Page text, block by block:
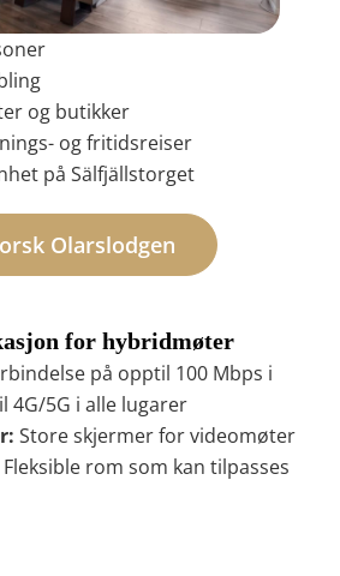
og butikker
og fritidsreiser
på Sälfjällstorget
Olarslodgen
for hybridmøter
på opptil 100 Mbps i
4G/5G i alle lugarer
Store skjermer for videomøter
Fleksible rom som kan tilpasses